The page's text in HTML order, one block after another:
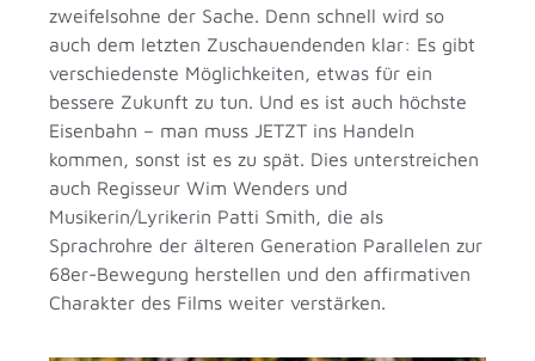
zweifelsohne der Sache. Denn schnell wird so
auch dem letzten Zuschauendenden klar: Es gibt
verschiedenste Möglichkeiten, etwas für ein
bessere Zukunft zu tun. Und es ist auch höchste
Eisenbahn – man muss JETZT ins Handeln
kommen, sonst ist es zu spät. Dies unterstreichen
auch Regisseur Wim Wenders und
Musikerin/Lyrikerin Patti Smith, die als
Sprachrohre der älteren Generation Parallelen zur
68er-Bewegung herstellen und den affirmativen
Charakter des Films weiter verstärken.